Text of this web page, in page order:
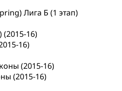
Лига Б (1 этап)
16)
(2015-16)